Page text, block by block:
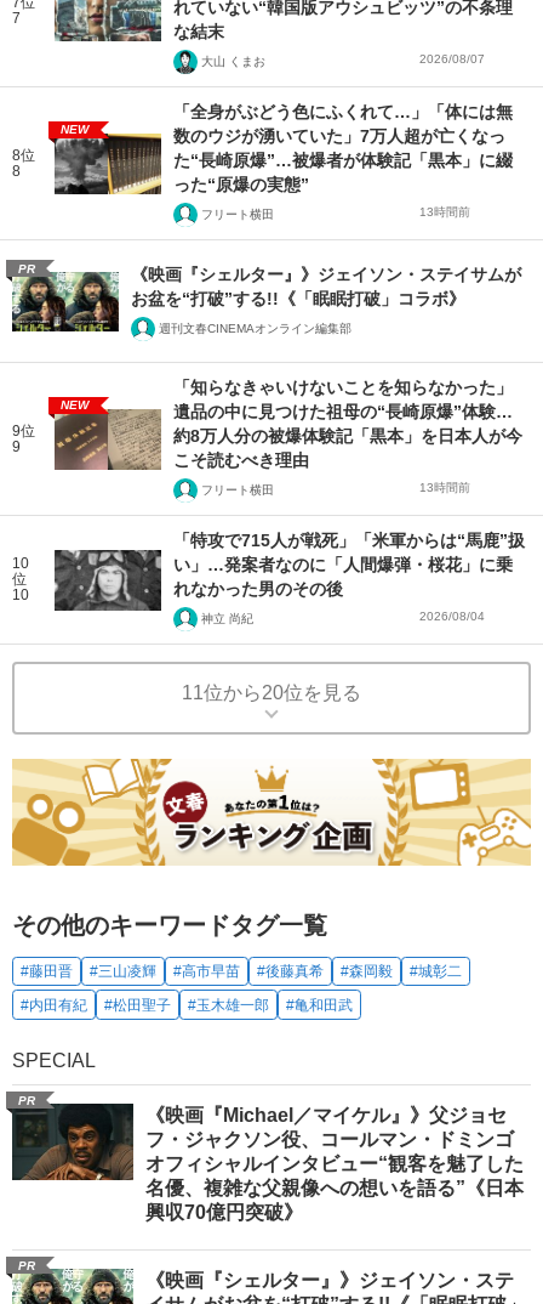
7
れていない“韓国版アウシュビッツ”の不条理
な結末
大山 くまお 2026/08/07
8位
8
NEW
「全身がぶどう色にふくれて…」「体には無
数のウジが湧いていた」7万人超が亡くなっ
た“長崎原爆”…被爆者が体験記「黒本」に綴
った“原爆の実態”
フリート横田 13時間前
PR
《映画『シェルター』》ジェイソン・ステイサムが
お盆を“打破”する!!《「眠眠打破」コラボ》
週刊文春CINEMAオンライン編集部
9位
9
NEW
「知らなきゃいけないことを知らなかった」
遺品の中に見つけた祖母の“長崎原爆”体験…
約8万人分の被爆体験記「黒本」を日本人が今
こそ読むべき理由
フリート横田 13時間前
10
位
10
「特攻で715人が戦死」「米軍からは“馬鹿”扱
い」…発案者なのに「人間爆弾・桜花」に乗
れなかった男のその後
神立 尚紀 2026/08/04
11位から20位を見る
その他のキーワードタグ一覧
#藤田晋 #三山凌輝 #高市早苗 #後藤真希 #森岡毅
#城彰二
#内田有紀
#松田聖子 #玉木雄一郎 #亀和田武
SPECIAL
PR
《映画『Michael／マイケル』》父ジョセ
フ・ジャクソン役、コールマン・ドミンゴ
オフィシャルインタビュー“観客を魅了した
名優、複雑な父親像への想いを語る”《日本
興収70億円突破》
PR
《映画『シェルター』》ジェイソン・ステ